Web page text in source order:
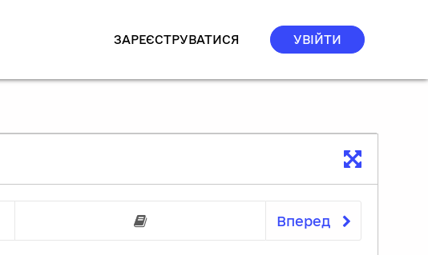
ЗАРЕЄСТРУВАТИСЯ УВІЙТИ
Вперед